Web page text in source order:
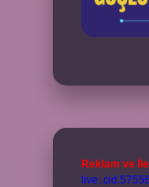
Reklam ve